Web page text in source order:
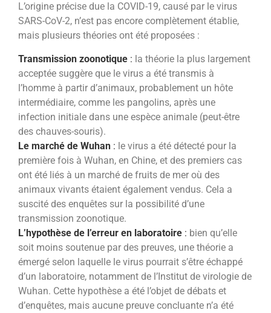
L’origine précise due la COVID-19, causé par le virus
SARS-CoV-2, n’est pas encore complètement établie,
mais plusieurs théories ont été proposées :
Transmission zoonotique : la théorie la plus largement
acceptée suggère que le virus a été transmis à
l’homme à partir d’animaux, probablement un hôte
intermédiaire, comme les pangolins, après une
infection initiale dans une espèce animale (peut-être
des chauves-souris).
Le marché de Wuhan : le virus a été détecté pour la
première fois à Wuhan, en Chine, et des premiers cas
ont été liés à un marché de fruits de mer où des
animaux vivants étaient également vendus. Cela a
suscité des enquêtes sur la possibilité d’une
transmission zoonotique.
L’hypothèse de l’erreur en laboratoire : bien qu’elle
soit moins soutenue par des preuves, une théorie a
émergé selon laquelle le virus pourrait s’être échappé
d’un laboratoire, notamment de l’Institut de virologie de
Wuhan. Cette hypothèse a été l’objet de débats et
d’enquêtes, mais aucune preuve concluante n’a été